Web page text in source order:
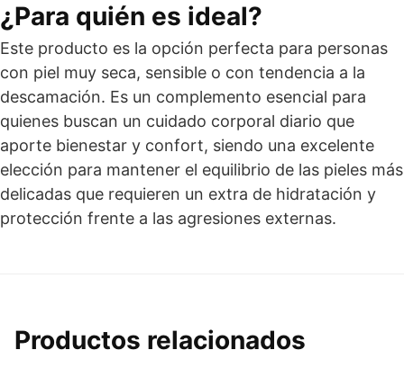
¿Para quién es ideal?
Este producto es la opción perfecta para personas
con piel muy seca, sensible o con tendencia a la
descamación. Es un complemento esencial para
quienes buscan un cuidado corporal diario que
aporte bienestar y confort, siendo una excelente
elección para mantener el equilibrio de las pieles más
delicadas que requieren un extra de hidratación y
protección frente a las agresiones externas.
Productos relacionados